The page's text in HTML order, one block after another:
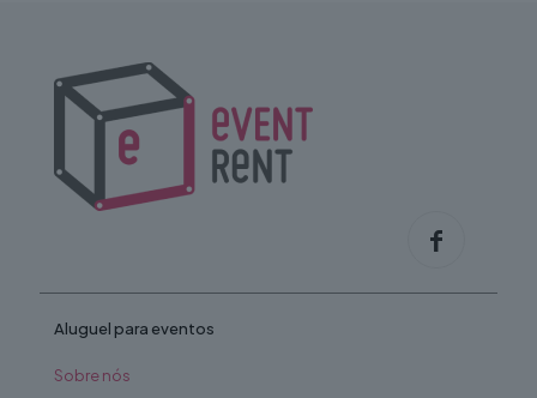
Aluguel para eventos
Sobre nós